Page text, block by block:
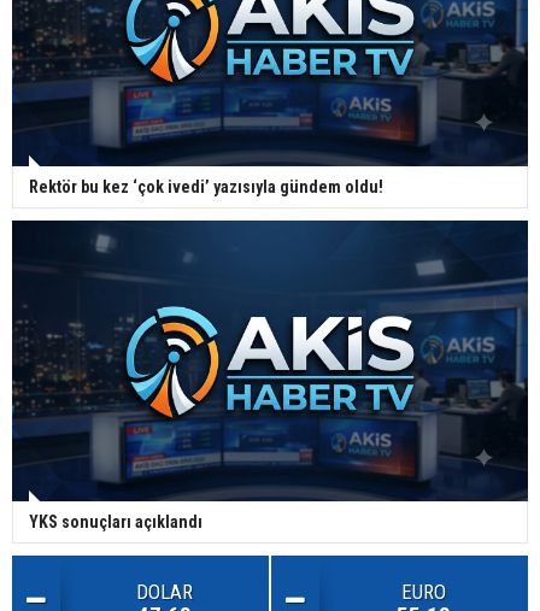
Rektör bu kez ‘çok ivedi’ yazısıyla gündem oldu!
YKS sonuçları açıklandı
DOLAR EURO